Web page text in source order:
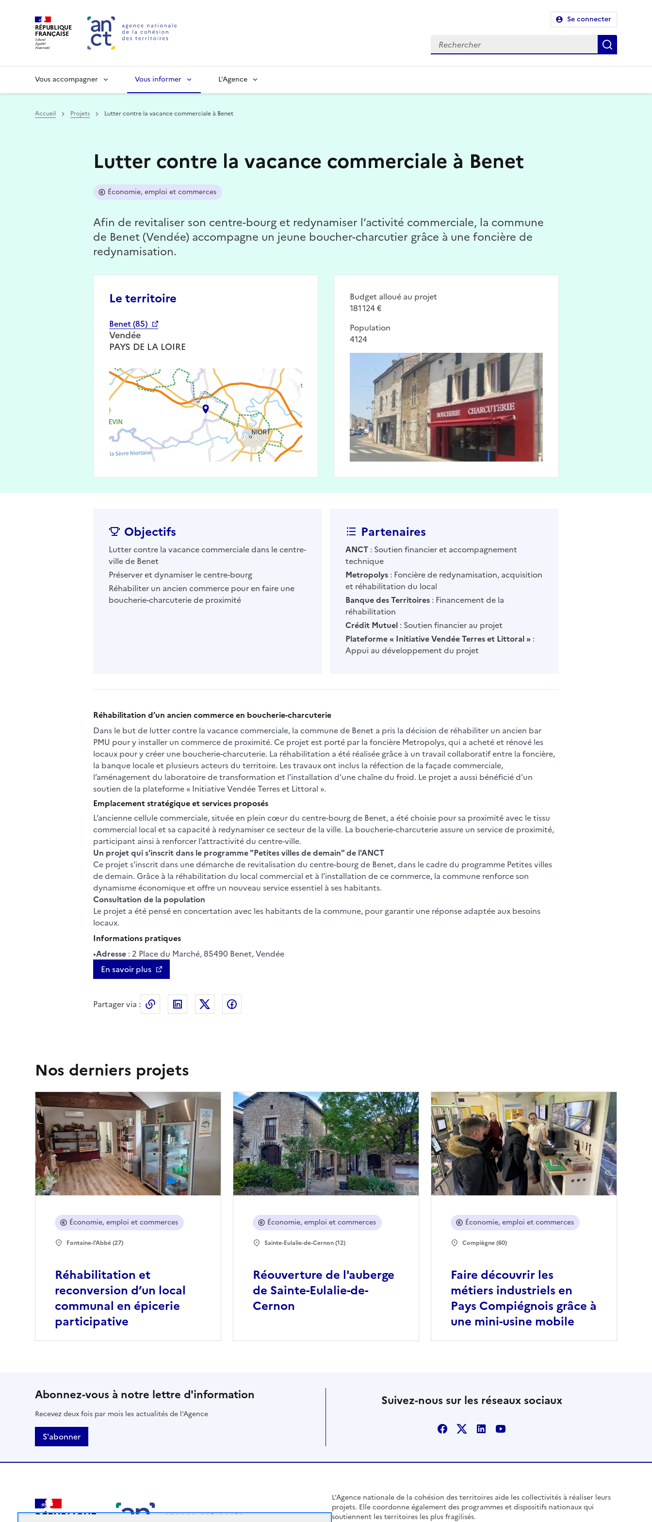
RÉPUBLIQUE
FRANÇAISE
Se connecter
Vous accompagner Vous informer L'Agence
Accueil Projets Lutter contre la vacance commerciale à Benet
Lutter contre la vacance commerciale à Benet
Économie, emploi et commerces
Afin de revitaliser son centre-bourg et redynamiser l’activité commerciale, la commune
de Benet (Vendée) accompagne un jeune boucher-charcutier grâce à une foncière de
redynamisation.
Le territoire
Benet (85)
Vendée
PAYS DE LA LOIRE
Budget alloué au projet
181 124 €
Population
4124
Objectifs
Lutter contre la vacance commerciale dans le centre-
ville de Benet
Préserver et dynamiser le centre-bourg
Réhabiliter un ancien commerce pour en faire une
boucherie-charcuterie de proximité
Partenaires
ANCT : Soutien financier et accompagnement
technique
Metropolys : Foncière de redynamisation, acquisition
et réhabilitation du local
Banque des Territoires : Financement de la
réhabilitation
Crédit Mutuel : Soutien financier au projet
Plateforme « Initiative Vendée Terres et Littoral » :
Appui au développement du projet
Réhabilitation d’un ancien commerce en boucherie-charcuterie
Dans le but de lutter contre la vacance commerciale, la commune de Benet a pris la décision de réhabiliter un ancien bar
PMU pour y installer un commerce de proximité. Ce projet est porté par la foncière Metropolys, qui a acheté et rénové les
locaux pour y créer une boucherie-charcuterie. La réhabilitation a été réalisée grâce à un travail collaboratif entre la foncière,
la banque locale et plusieurs acteurs du territoire. Les travaux ont inclus la réfection de la façade commerciale,
l’aménagement du laboratoire de transformation et l’installation d’une chaîne du froid. Le projet a aussi bénéficié d’un
soutien de la plateforme « Initiative Vendée Terres et Littoral ».
Emplacement stratégique et services proposés
L’ancienne cellule commerciale, située en plein cœur du centre-bourg de Benet, a été choisie pour sa proximité avec le tissu
commercial local et sa capacité à redynamiser ce secteur de la ville. La boucherie-charcuterie assure un service de proximité,
participant ainsi à renforcer l’attractivité du centre-ville.
Un projet qui s'inscrit dans le programme "Petites villes de demain" de l'ANCT
Ce projet s’inscrit dans une démarche de revitalisation du centre-bourg de Benet, dans le cadre du programme Petites villes
de demain. Grâce à la réhabilitation du local commercial et à l’installation de ce commerce, la commune renforce son
dynamisme économique et offre un nouveau service essentiel à ses habitants.
Consultation de la population
Le projet a été pensé en concertation avec les habitants de la commune, pour garantir une réponse adaptée aux besoins
locaux.
Informations pratiques
•Adresse : 2 Place du Marché, 85490 Benet, Vendée
En savoir plus
Partager via : Copier le lien de la page dans le presse-papier
LinkedIn
Nos derniers projets
Réhabilitation et
reconversion d’un local
communal en épicerie
participative
Économie, emploi et commerces
Fontaine-l'Abbé (27)
Réouverture de l'auberge
de Sainte-Eulalie-de-
Cernon
Économie, emploi et commerces
Sainte-Eulalie-de-Cernon (12)
Faire découvrir les
métiers industriels en
Pays Compiégnois grâce à
une mini-usine mobile
Économie, emploi et commerces
Compiègne (60)
Abonnez-vous à notre lettre d'information
Recevez deux fois par mois les actualités de l'Agence
S'abonner
Suivez-nous sur les réseaux sociaux
Facebook
X LinkedinYoutube
RÉPUBLIQUE
L'Agence nationale de la cohésion des territoires aide les collectivités à réaliser leurs
projets. Elle coordonne également des programmes et dispositifs nationaux qui
soutiennent les territoires les plus fragilisés.